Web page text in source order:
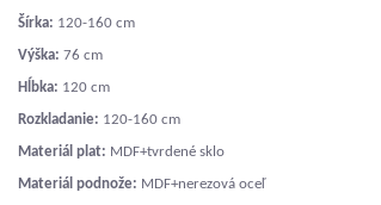
Šírka: 120-160 cm
Výška: 76 cm
Hĺbka: 120 cm
Rozkladanie: 120-160 cm
Materiál plat: MDF+tvrdené sklo
Materiál podnože: MDF+nerezová oceľ